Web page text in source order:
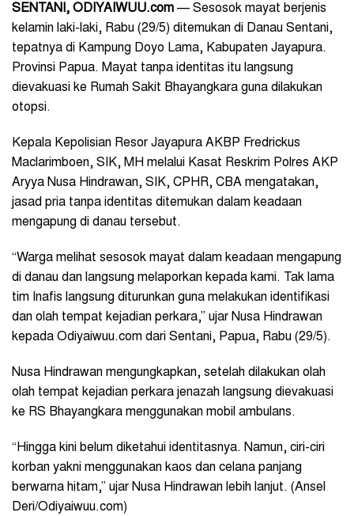
SENTANI, ODIYAIWUU.com — Sesosok mayat berjenis
kelamin laki-laki, Rabu (29/5) ditemukan di Danau Sentani,
tepatnya di Kampung Doyo Lama, Kabupaten Jayapura.
Provinsi Papua. Mayat tanpa identitas itu langsung
dievakuasi ke Rumah Sakit Bhayangkara guna dilakukan
otopsi.
Kepala Kepolisian Resor Jayapura AKBP Fredrickus
Maclarimboen, SIK, MH melalui Kasat Reskrim Polres AKP
Aryya Nusa Hindrawan, SIK, CPHR, CBA mengatakan,
jasad pria tanpa identitas ditemukan dalam keadaan
mengapung di danau tersebut.
“Warga melihat sesosok mayat dalam keadaan mengapung
di danau dan langsung melaporkan kepada kami. Tak lama
tim Inafis langsung diturunkan guna melakukan identifikasi
dan olah tempat kejadian perkara,” ujar Nusa Hindrawan
kepada Odiyaiwuu.com dari Sentani, Papua, Rabu (29/5).
Nusa Hindrawan mengungkapkan, setelah dilakukan olah
olah tempat kejadian perkara jenazah langsung dievakuasi
ke RS Bhayangkara menggunakan mobil ambulans.
“Hingga kini belum diketahui identitasnya. Namun, ciri-ciri
korban yakni menggunakan kaos dan celana panjang
berwarna hitam,” ujar Nusa Hindrawan lebih lanjut. (Ansel
Deri/Odiyaiwuu.com)